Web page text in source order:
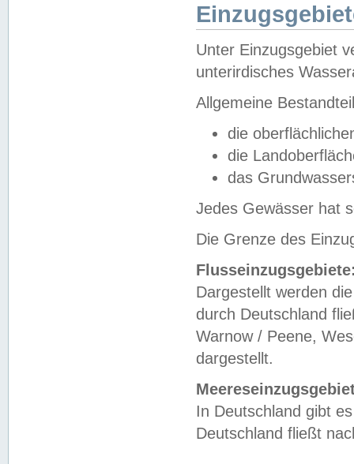
Unter Einzugsgebiet
unterirdisches
Allgemeine
die
die
das
Jedes Gewässer hat
Die Grenze des
Dargestellt werden
durch Deutschland
Warnow / Peene,
dargestellt.
In Deutschland gibt
Deutschland fließt